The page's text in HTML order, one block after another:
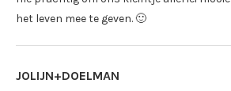
het leven mee te geven. 🙂
JOLIJN+DOELMAN